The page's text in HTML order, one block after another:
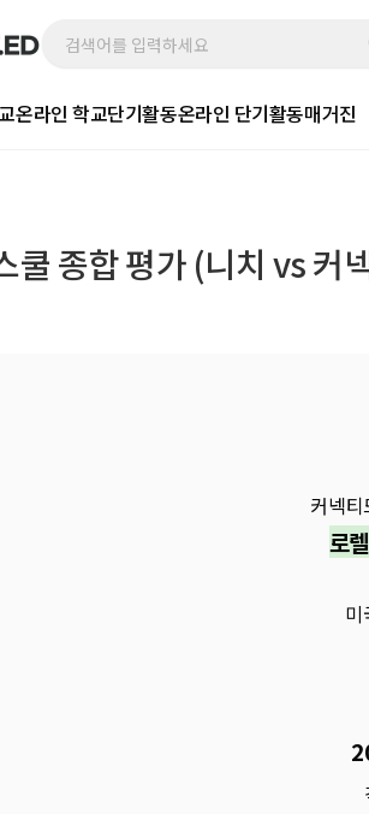
온라인 학교단기활동온라인 단기활동매거진
쿨 종합 평가 (니치 vs 커
커넥티
로
미